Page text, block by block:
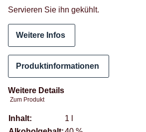
Servieren Sie ihn gekühlt.
Weitere Infos
Produktinformationen
Weitere Details
Zum Produkt
Produkteigenschaft
Wert
Inhalt:
1 l